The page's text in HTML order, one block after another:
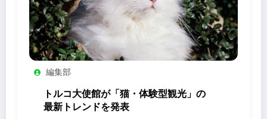
編集部
トルコ大使館が「猫・体験型観光」の
最新トレンドを発表